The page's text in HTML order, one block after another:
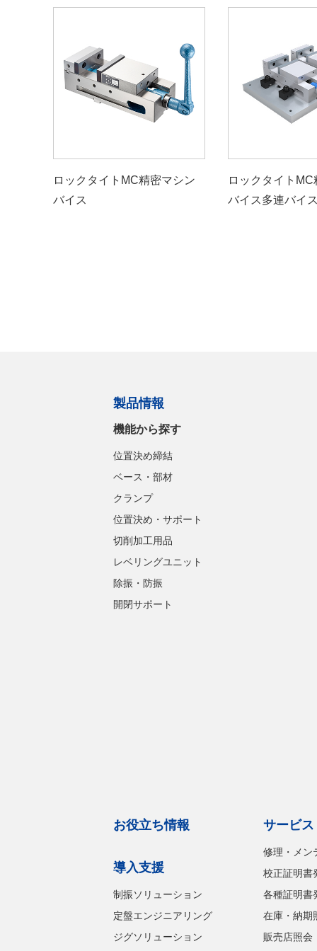
ロックタイトMC精密マシン
バイス
ロックタイト
バイス多連バイ
製品情報
機能から探す
位置決め締結
ベース・部材
クランプ
位置決め・サポート
切削加工用品
レベリングユニット
除振・防振
開閉サポート
お役立ち情報
導入支援
制振ソリューション
定盤エンジニアリング
ジグソリューション
サービ
修理・メン
校正証明書
各種証明書
在庫・納期
販売店照会